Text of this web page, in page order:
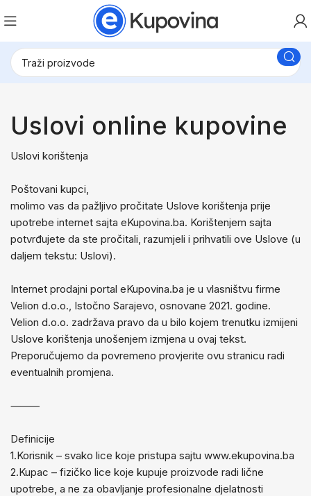
Uslovi online kupovine
Uslovi korištenja
Poštovani kupci,
molimo vas da pažljivo pročitate Uslove korištenja prije
upotrebe internet sajta eKupovina.ba. Korištenjem sajta
potvrđujete da ste pročitali, razumjeli i prihvatili ove Uslove (u
daljem tekstu: Uslovi).
Internet prodajni portal eKupovina.ba je u vlasništvu firme
Velion d.o.o., Istočno Sarajevo, osnovane 2021. godine.
Velion d.o.o. zadržava pravo da u bilo kojem trenutku izmijeni
Uslove korištenja unošenjem izmjena u ovaj tekst.
Preporučujemo da povremeno provjerite ovu stranicu radi
eventualnih promjena.
⸻
Definicije
1.Korisnik – svako lice koje pristupa sajtu www.ekupovina.ba
2.Kupac – fizičko lice koje kupuje proizvode radi lične
upotrebe, a ne za obavljanje profesionalne djelatnosti